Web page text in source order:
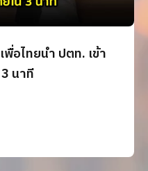
อไทยนำ ปตท. เข้า
นาที